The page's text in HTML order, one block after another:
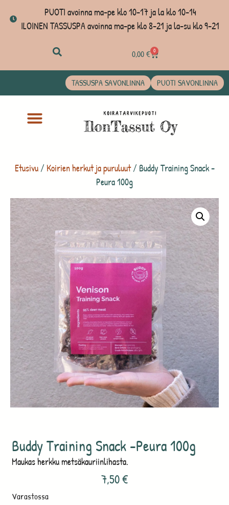
PUOTI avoinna ma-pe klo 10-17 ja la klo 10-14
ILOINEN TASSUSPA avoinna ma-pe klo 8-21 ja la-su klo 9-21
0,00€ 0
TASSUSPA SAVONLINNA PUOTI SAVONLINNA
Etusivu/Koirien herkut ja puruluut/ Buddy Training Snack -
Peura 100g
Buddy Training Snack -Peura 100g
Maukas herkku metsäkauriinlihasta.
7,50€
Varastossa